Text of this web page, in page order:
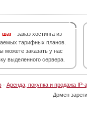
шаг - заказ хостинга из
тарифных планов.
можете заказать у нас
выделенного сервера.
· Аренда, покупка и продажа IP-
Домен